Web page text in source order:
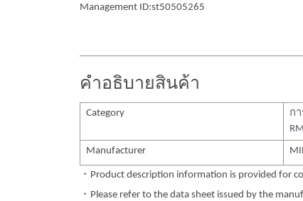
Management ID:st50505265
คำอธิบายสินค้า
Category
ก
Manufacturer
・Product description information is provided for
・Please refer to the data sheet issued by the